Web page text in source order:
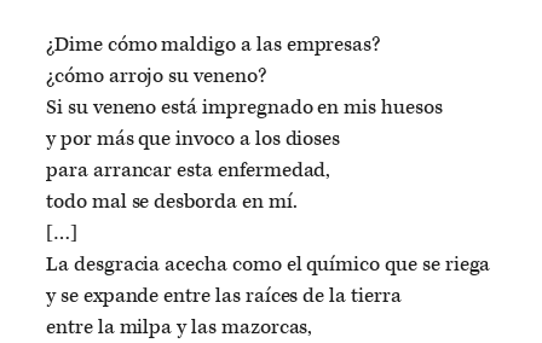
¿Dime cómo maldigo a las empresas?
¿cómo arrojo su veneno?
Si su veneno está impregnado en mis huesos
y por más que invoco a los dioses
para arrancar esta enfermedad,
todo mal se desborda en mí.
[…]
La desgracia acecha como el químico que se riega
y se expande entre las raíces de la tierra
entre la milpa y las mazorcas,